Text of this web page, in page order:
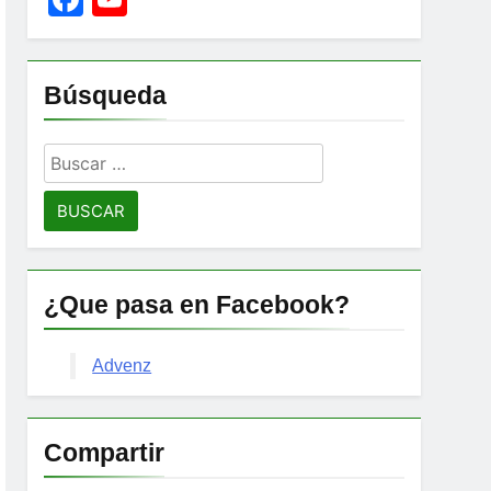
Channel
Búsqueda
Buscar:
¿Que pasa en Facebook?
Advenz
Compartir